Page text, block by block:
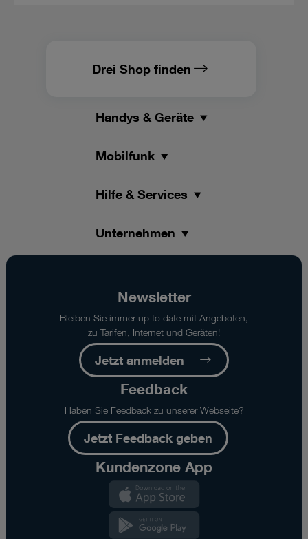
Drei Shop finden
Handys & Geräte
Mobilfunk
Hilfe & Services
Unternehmen
Newsletter
Bleiben Sie immer up to date mit Angeboten,
zu Tarifen, Internet und Geräten!
Jetzt anmelden
Feedback
Haben Sie Feedback zu unserer Webseite?
Jetzt Feedback geben
Kundenzone App